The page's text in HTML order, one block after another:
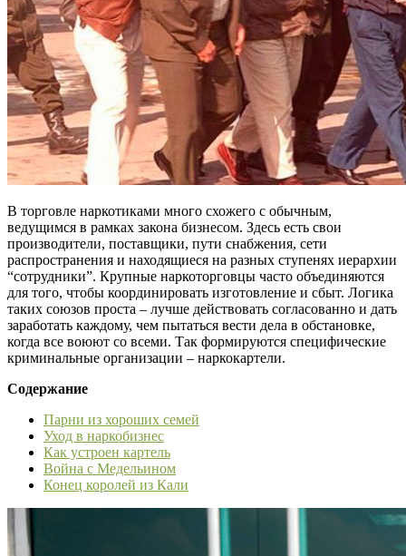
В торговле наркотиками много схожего с обычным,
ведущимся в рамках закона бизнесом. Здесь есть свои
производители, поставщики, пути снабжения, сети
распространения и находящиеся на разных ступенях иерархии
“сотрудники”. Крупные наркоторговцы часто объединяются
для того, чтобы координировать изготовление и сбыт. Логика
таких союзов проста – лучше действовать согласованно и дать
заработать каждому, чем пытаться вести дела в обстановке,
когда все воюют со всеми. Так формируются специфические
криминальные организации – наркокартели.
Содержание
Парни из хороших семей
Уход в наркобизнес
Как устроен картель
Война с Медельином
Конец королей из Кали